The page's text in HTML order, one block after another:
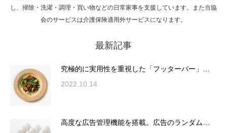
高度な広告管理機能を搭載。広告のランダム
択可能な洗練されたホ…
し、掃除・洗濯・調理・買い物などの日常家事を支援しています。また当協
会のサービスは介護保険適用外サービスになります。
最新記事
究極的に実用性を重視した「フッターバー」…
2022.10.14
高度な広告管理機能を搭載。広告のランダム…